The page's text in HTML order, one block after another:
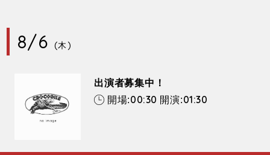
8/6 (木)
出演者募集中！
開場:00:30 開演:01:30